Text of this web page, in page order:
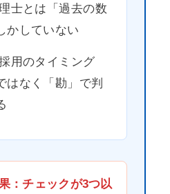
士とは「過去の数
かしていない
用のタイミング
はなく「勘」で判
：チェックが3つ以